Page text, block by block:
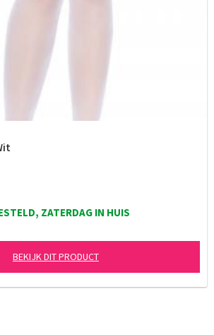
ZATERDAG IN HUIS
BEKIJK DIT PRODUCT